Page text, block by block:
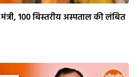
100 बिस्तरीय अस्पताल की लंबित